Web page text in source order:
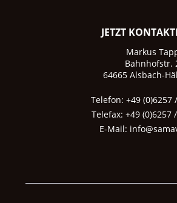
JETZT
Markus
Bahnhofstr.
64665 Alsbach-
Telefon: +49 (0)6257
Telefax: +49 (0)6257
E-Mail: